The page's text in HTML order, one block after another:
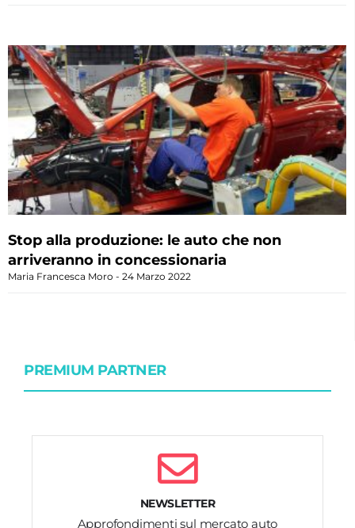
Stop alla produzione: le auto che non
arriveranno in concessionaria
Maria Francesca Moro 24 Marzo 2022
PREMIUM PARTNER
NEWSLETTER
Approfondimenti sul mercato auto